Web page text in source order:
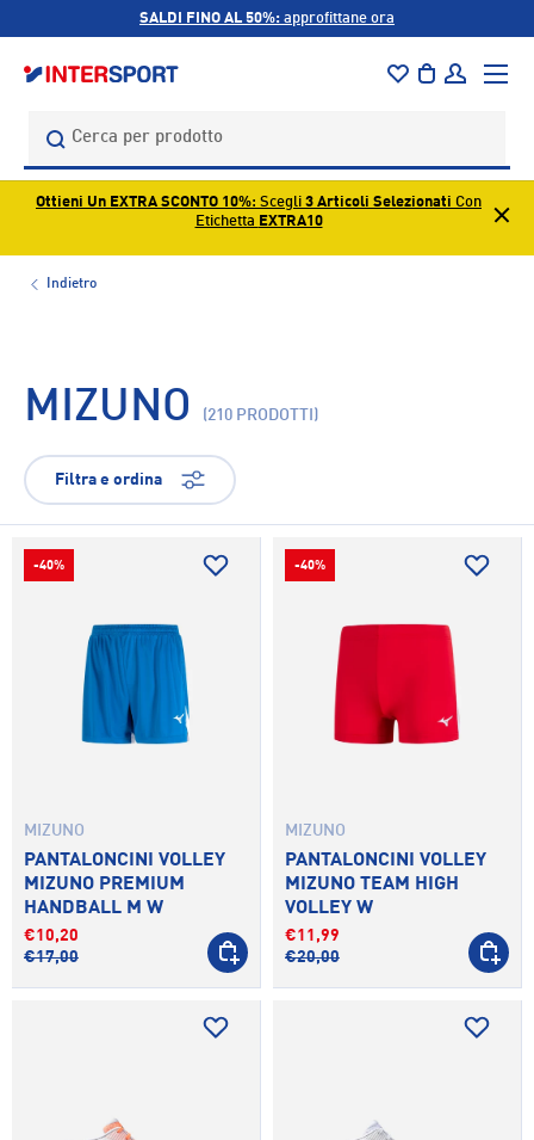
SALDI FINO AL 50%: approfittane ora
Cerca
BorsaAccedi
Menu
Ottieni Un EXTRA SCONTO 10%: Scegli 3 Articoli Selezionati Con
Etichetta EXTRA10
Indietro
MIZUNO (210 PRODOTTI)
Filtra e ordina
-40%
MIZUNO
PANTALONCINI VOLLEY
MIZUNO PREMIUM
HANDBALL M W
€10,20
€17,00
SCEGLI OPZIONI
-40%
MIZUNO
PANTALONCINI VOLLEY
MIZUNO TEAM HIGH
VOLLEY W
€11,99
€20,00
SCEGLI